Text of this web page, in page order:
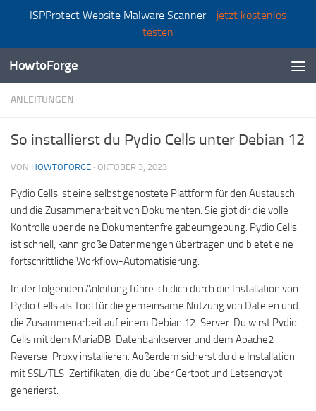
ISPProtect Website Malware Scanner - jetzt kostenlos
testen
Zum Inhalt springen
HowtoForge
ANLEITUNGEN
So installierst du Pydio Cells unter Debian 12
VON HOWTOFORGE · OKTOBER 3, 2023
Pydio Cells ist eine selbst gehostete Plattform für den Austausch
und die Zusammenarbeit von Dokumenten. Sie gibt dir die volle
Kontrolle über deine Dokumentenfreigabeumgebung. Pydio Cells
ist schnell, kann große Datenmengen übertragen und bietet eine
fortschrittliche Workflow-Automatisierung.
In der folgenden Anleitung führe ich dich durch die Installation von
Pydio Cells als Tool für die gemeinsame Nutzung von Dateien und
die Zusammenarbeit auf einem Debian 12-Server. Du wirst Pydio
Cells mit dem MariaDB-Datenbankserver und dem Apache2-
Reverse-Proxy installieren. Außerdem sicherst du die Installation
mit SSL/TLS-Zertifikaten, die du über Certbot und Letsencrypt
generierst.